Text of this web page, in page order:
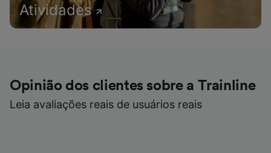
Atividades
Opinião dos clientes sobre a Trainline
Leia avaliações reais de usuários reais